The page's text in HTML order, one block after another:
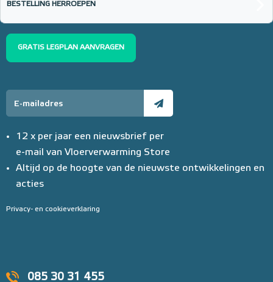
085 30 31 455
BESTELLING HERROEPEN
GRATIS LEGPLAN AANVRAGEN
12 x per jaar een nieuwsbrief per
e-mail van Vloerverwarming Store
Altijd op de hoogte van de nieuwste ontwikkelingen en
acties
Privacy- en cookieverklaring